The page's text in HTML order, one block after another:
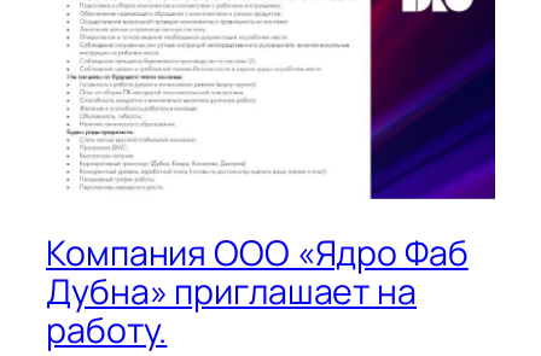
Компания ООО «Ядро Фаб
Дубна» приглашает на
работу.